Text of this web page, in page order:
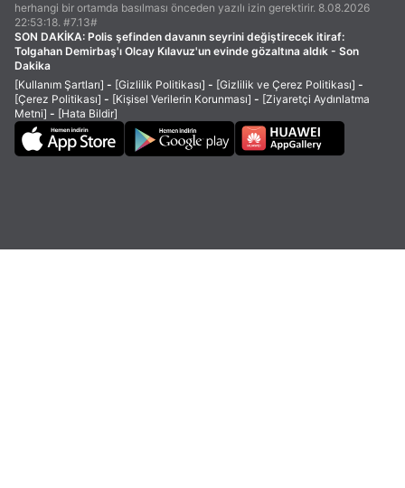
herhangi bir ortamda basılması önceden yazılı izin gerektirir. 8.08.2026
22:53:18. #7.13#
SON DAKİKA: Polis şefinden davanın seyrini değiştirecek itiraf:
Tolgahan Demirbaş'ı Olcay Kılavuz'un evinde gözaltına aldık - Son
Dakika
[Kullanım Şartları] - [Gizlilik Politikası] - [Gizlilik ve Çerez Politikası] -
[Çerez Politikası] - [Kişisel Verilerin Korunması] - [Ziyaretçi Aydınlatma
Metni] - [Hata Bildir]